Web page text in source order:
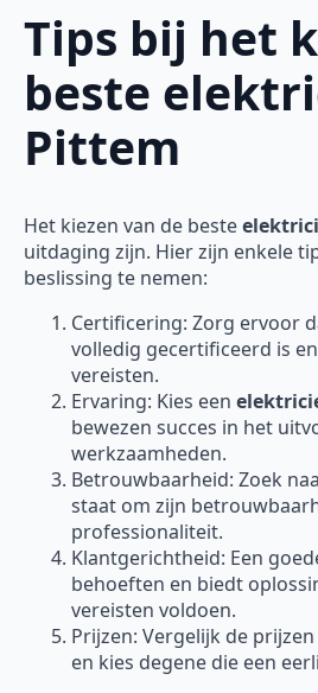
Tips bij het
beste
Pittem
Het kiezen van de beste
uitdaging zijn. Hier zijn enkele
beslissing te nemen:
Certificering: Zorg ervoor
volledig gecertificeerd is
vereisten.
Ervaring: Kies een
bewezen succes in het
werkzaamheden.
Betrouwbaarheid: Zoek
staat om zijn
professionaliteit.
Klantgerichtheid: Een
behoeften en biedt
vereisten voldoen.
Prijzen: Vergelijk de
en kies degene die een